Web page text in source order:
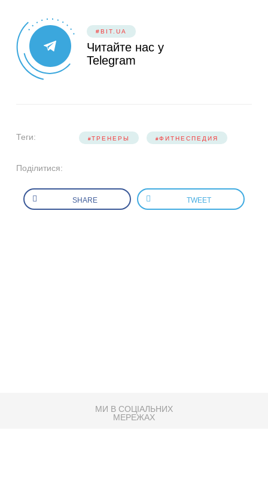
#BIT.UA
Читайте нас у
Telegram
Теги: ТРЕНЕРЫ ФИТНЕСПЕДИЯ
Поділитися:
SHARE TWEET
МИ В СОЦІАЛЬНИХ
МЕРЕЖАХ